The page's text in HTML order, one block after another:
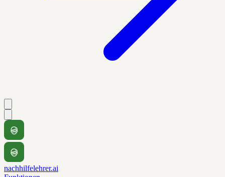
nachhilfelehrer.ai